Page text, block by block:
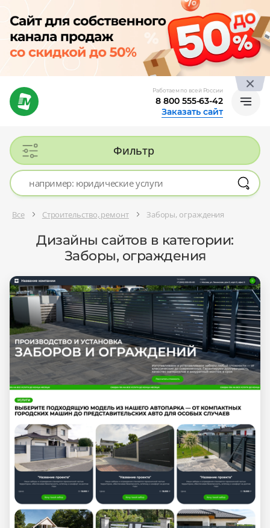
Работаем по всей России
8 800 555-63-42
Заказать сайт
Фильтр
Все Строительство, ремонт Заборы, ограждения
Дизайны сайтов в категории:
Заборы, ограждения